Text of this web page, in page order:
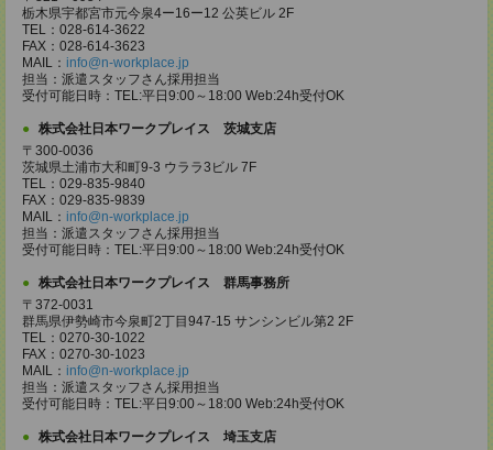
栃木県宇都宮市元今泉4ー16ー12 公英ビル 2F
TEL：028-614-3622
FAX：028-614-3623
MAIL： info@n-workplace.jp
担当：派遣スタッフさん採用担当
受付可能日時：TEL:平日9:00～18:00 Web:24h受付OK
株式会社日本ワークプレイス 茨城支店
〒300-0036
茨城県土浦市大和町9-3 ウララ3ビル 7F
TEL：029-835-9840
FAX：029-835-9839
MAIL： info@n-workplace.jp
担当：派遣スタッフさん採用担当
受付可能日時：TEL:平日9:00～18:00 Web:24h受付OK
株式会社日本ワークプレイス 群馬事務所
〒372-0031
群馬県伊勢崎市今泉町2丁目947-15 サンシンビル第2 2F
TEL：0270-30-1022
FAX：0270-30-1023
MAIL： info@n-workplace.jp
担当：派遣スタッフさん採用担当
受付可能日時：TEL:平日9:00～18:00 Web:24h受付OK
株式会社日本ワークプレイス 埼玉支店